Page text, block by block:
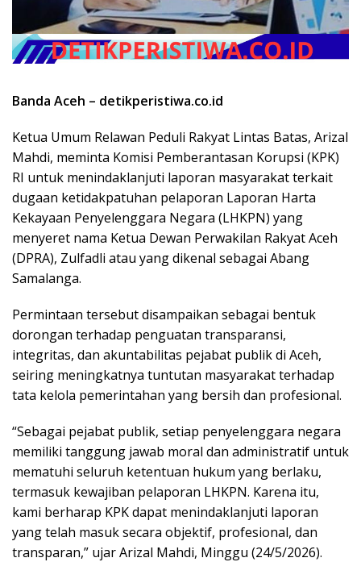
Banda Aceh – detikperistiwa.co.id
Ketua Umum Relawan Peduli Rakyat Lintas Batas, Arizal
Mahdi, meminta Komisi Pemberantasan Korupsi (KPK)
RI untuk menindaklanjuti laporan masyarakat terkait
dugaan ketidakpatuhan pelaporan Laporan Harta
Kekayaan Penyelenggara Negara (LHKPN) yang
menyeret nama Ketua Dewan Perwakilan Rakyat Aceh
(DPRA), Zulfadli atau yang dikenal sebagai Abang
Samalanga.
Permintaan tersebut disampaikan sebagai bentuk
dorongan terhadap penguatan transparansi,
integritas, dan akuntabilitas pejabat publik di Aceh,
seiring meningkatnya tuntutan masyarakat terhadap
tata kelola pemerintahan yang bersih dan profesional.
“Sebagai pejabat publik, setiap penyelenggara negara
memiliki tanggung jawab moral dan administratif untuk
mematuhi seluruh ketentuan hukum yang berlaku,
termasuk kewajiban pelaporan LHKPN. Karena itu,
kami berharap KPK dapat menindaklanjuti laporan
yang telah masuk secara objektif, profesional, dan
transparan,” ujar Arizal Mahdi, Minggu (24/5/2026).